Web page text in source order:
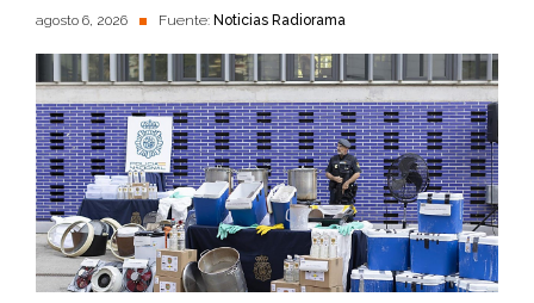
agosto 6, 2026 Fuente: Noticias Radiorama